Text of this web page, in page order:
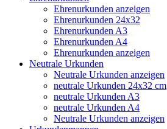
Ehrenurkunden anzeigen
Ehrenurkunden 24x32
Ehrenurkunden A3
Ehrenurkunden A4
Ehrenurkunden anzeigen
Neutrale Urkunden
Neutrale Urkunden anzeigen
neutrale Urkunden 24x32 cm
neutrale Urkunden A3
neutrale Urkunden A4
Neutrale Urkunden anzeigen